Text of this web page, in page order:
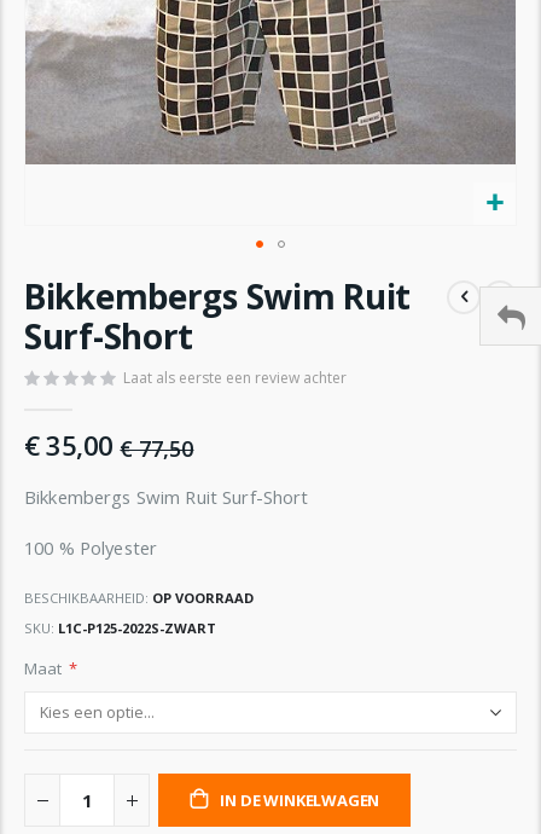
naar
het
begin
de
gallerij
Bikkembergs Swim Ruit
Surf-Short
Laat als eerste een review achter
€ 35,00 € 77,50
Bikkembergs Swim Ruit Surf-Short
100 % Polyester
BESCHIKBAARHEID: OP VOORRAAD
SKU L1C-P125-2022S-ZWART
Maat
IN DE WINKELWAGEN